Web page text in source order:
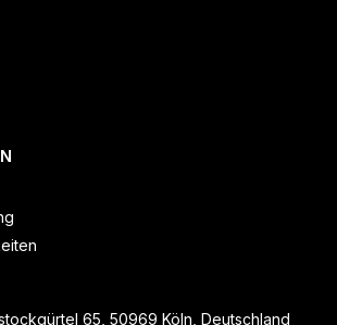
65, 50969 Köln, Deutschland